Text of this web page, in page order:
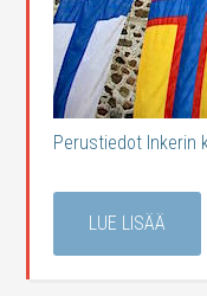
Perustiedot Inkerin
LUE LISÄÄ